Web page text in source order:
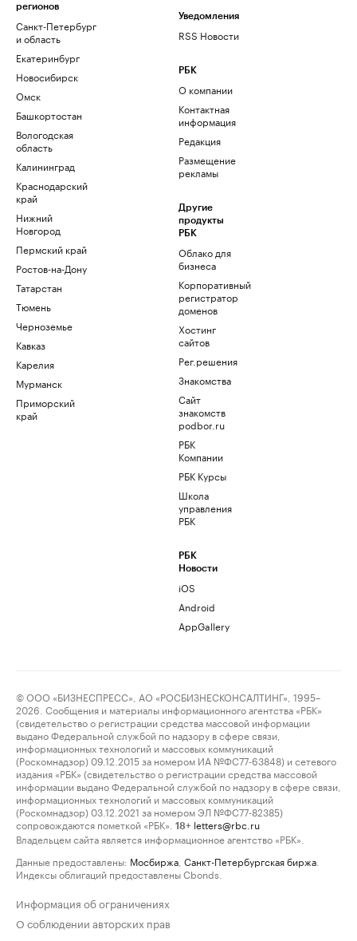
регионов
Санкт-Петербург
и область
Екатеринбург
Новосибирск
Омск
Башкортостан
Вологодская
область
Калининград
Краснодарский
край
Нижний
Новгород
Пермский край
Ростов-на-Дону
Татарстан
Тюмень
Черноземье
Кавказ
Карелия
Мурманск
Приморский
край
Уведомления
RSS Новости
РБК
О компании
Контактная
информация
Редакция
Размещение
рекламы
Другие
продукты
РБК
Облако для
бизнеса
Корпоративный
регистратор
доменов
Хостинг
сайтов
Рег.решения
Знакомства
Сайт
знакомств
podbor.ru
РБК
Компании
РБК Курсы
Школа
управления
РБК
РБК
Новости
iOS
Android
AppGallery
© ООО «БИЗНЕСПРЕСС», АО «РОСБИЗНЕСКОНСАЛТИНГ», 1995–
2026. Сообщения и материалы информационного агентства «РБК»
(свидетельство о регистрации средства массовой информации
выдано Федеральной службой по надзору в сфере связи,
информационных технологий и массовых коммуникаций
(Роскомнадзор) 09.12.2015 за номером ИА №ФС77-63848) и сетевого
издания «РБК» (свидетельство о регистрации средства массовой
информации выдано Федеральной службой по надзору в сфере связи,
информационных технологий и массовых коммуникаций
(Роскомнадзор) 03.12.2021 за номером ЭЛ №ФС77-82385)
сопровождаются пометкой «РБК».
18+ letters@rbc.ru
Владельцем сайта является информационное агентство «РБК».
Данные предоставлены: Мосбиржа Санкт-Петербургская биржа
Индексы облигаций предоставлены Cbonds.
Информация об ограничениях
О соблюдении авторских прав